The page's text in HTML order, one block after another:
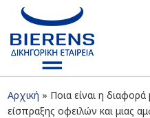
Αρχική
Ποια είναι η
είσπραξης οφειλών και μιας